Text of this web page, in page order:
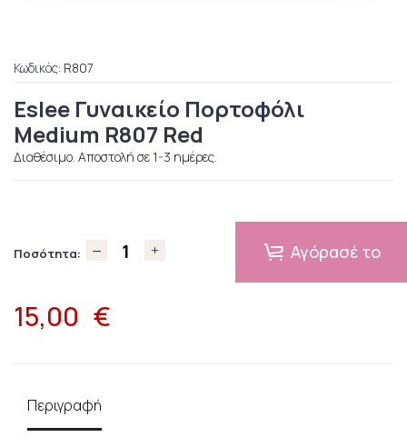
Κωδικός: R807
Eslee Γυναικείο Πορτοφόλι
Medium R807 Red
Διαθέσιμο. Αποστολή σε 1-3 ημέρες.
Ποσότητα: Αγόρασέ το
15,00 €
Περιγραφή